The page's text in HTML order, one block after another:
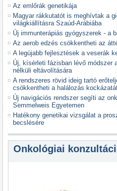
Az emlőrák genetikája
Magyar rákkutatót is meghívtak a
világkiállításra Szaúd-Arábiába
Új immunterápiás gyógyszerek - a
Az aerob edzés csökkentheti az
A legújabb fejlesztések a veserák
Új, kísérleti fázisban lévő módszer
nélküli eltávolítására
A rendszeres rövid ideig tartó
csökkentheti a halálozás
Új navigációs rendszer segíti az
Semmelweis Egyetemen
Hatékony genetikai vizsgálat a
becslésére
Onkológiai